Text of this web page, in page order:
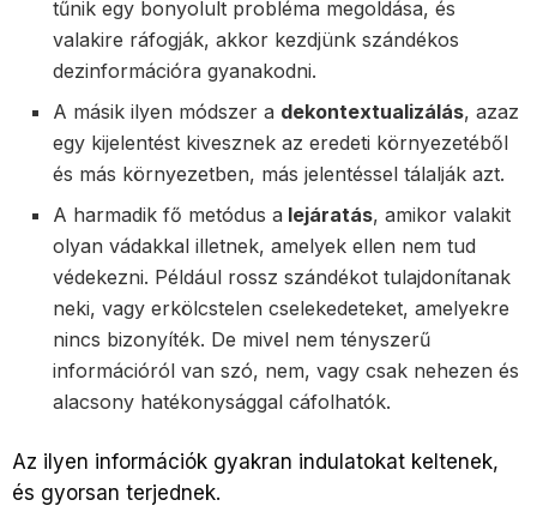
tűnik egy bonyolult probléma megoldása, és
valakire ráfogják, akkor kezdjünk szándékos
dezinformációra gyanakodni.
A másik ilyen módszer a dekontextualizálás, azaz
egy kijelentést kivesznek az eredeti környezetéből
és más környezetben, más jelentéssel tálalják azt.
A harmadik fő metódus a lejáratás, amikor valakit
olyan vádakkal illetnek, amelyek ellen nem tud
védekezni. Például rossz szándékot tulajdonítanak
neki, vagy erkölcstelen cselekedeteket, amelyekre
nincs bizonyíték. De mivel nem tényszerű
információról van szó, nem, vagy csak nehezen és
alacsony hatékonysággal cáfolhatók.
Az ilyen információk gyakran indulatokat keltenek,
és gyorsan terjednek.